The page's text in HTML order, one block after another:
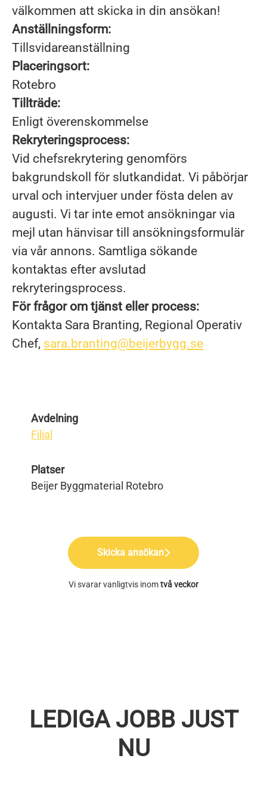
välkommen att skicka in din ansökan!
Anställningsform:
Tillsvidareanställning
Placeringsort:
Rotebro
Tillträde:
Enligt överenskommelse
Rekryteringsprocess:
Vid chefsrekrytering genomförs
bakgrundskoll för slutkandidat. Vi påbörjar
urval och intervjuer under fösta delen av
augusti. Vi tar inte emot ansökningar via
mejl utan hänvisar till ansökningsformulär
via vår annons. Samtliga sökande
kontaktas efter avslutad
rekryteringsprocess.
För frågor om tjänst eller process:
Kontakta Sara Branting, Regional Operativ
Chef, sara.branting@beijerbygg.se
Avdelning
Filial
Platser
Beijer Byggmaterial Rotebro
Skicka ansökan
Vi svarar vanligtvis inomtvå veckor
LEDIGA JOBB JUST
NU